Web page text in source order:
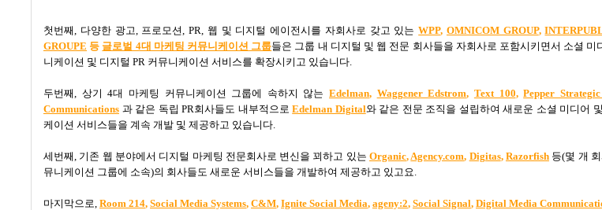
첫번째, 다양한 광고, 프로모션, PR, 웹 및 디지털 에이전시를 자회사로 갖고 있는WPP, OMNICOM GROUP,
GROUPE 등 글로벌 4대 마케팅 커뮤니케이션 그룹들은 그룹 내 디지털 및 웹 전문 회사들을 자회사로 포함시키면서 소셜 미
니케이션 및 디지털 PR 커뮤니케이션 서비스를 확장시키고 있습니다.
두번째, 상기 4대 마케팅 커뮤니케이션 그룹에 속하지 않는 Edelman, Waggener Edstrom, Text 100,Pepper
Communications 과 같은 독립 PR회사들도 내부적으로Edelman Digital와 같은 전문 조직을 설립하여 새로운 소셜 미디어
케이션 서비스들을 계속 개발 및 제공하고 있습니다.
세번째, 기존 웹 분야에서 디지털 마케팅 전문회사로 변신을 꾀하고 있는 Organic,Agency.com, Digitas, Razorfish 등(몇 개
뮤니케이션 그룹에 소속)의 회사들도 새로운 서비스들을 개발하여 제공하고 있고요.
마지막으로, Room 214, Social Media Systems, C&M, Ignite Social Media, ageny:2, Social Signal, Digital Media